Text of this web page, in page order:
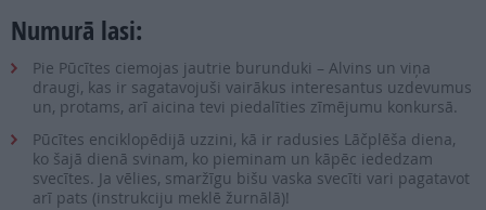
Numurā lasi:
Pie Pūcītes ciemojas jautrie burunduki – Alvins un viņa
draugi, kas ir sagatavojuši vairākus interesantus uzdevumus
un, protams, arī aicina tevi piedalīties zīmējumu konkursā.
Pūcītes enciklopēdijā uzzini, kā ir radusies Lāčplēša diena,
ko šajā dienā svinam, ko pieminam un kāpēc iededzam
svecītes. Ja vēlies, smaržīgu bišu vaska svecīti vari pagatavot
arī pats (instrukciju meklē žurnālā)!